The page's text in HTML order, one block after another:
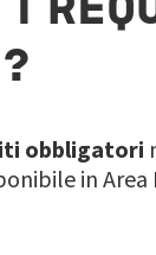
I
obbligatori
in